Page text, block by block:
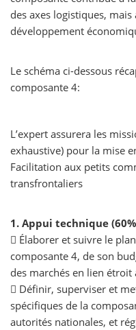
des axes logistiques,
développement
Le schéma ci-dessous
composante 4:
L’expert assurera les
exhaustive) pour la mise
Facilitation aux petits
transfrontaliers
1. Appui technique
 Élaborer et suivre le
composante 4, de son
des marchés en lien étroit
 Définir, superviser et
spécifiques de la
autorités nationales, et